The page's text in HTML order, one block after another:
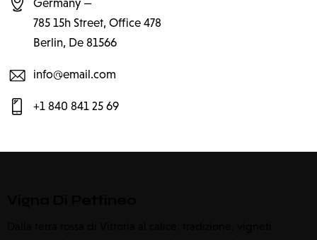
Germany —
785 15h Street, Office 478
Berlin, De 81566
info@email.com
+1 840 841 25 69